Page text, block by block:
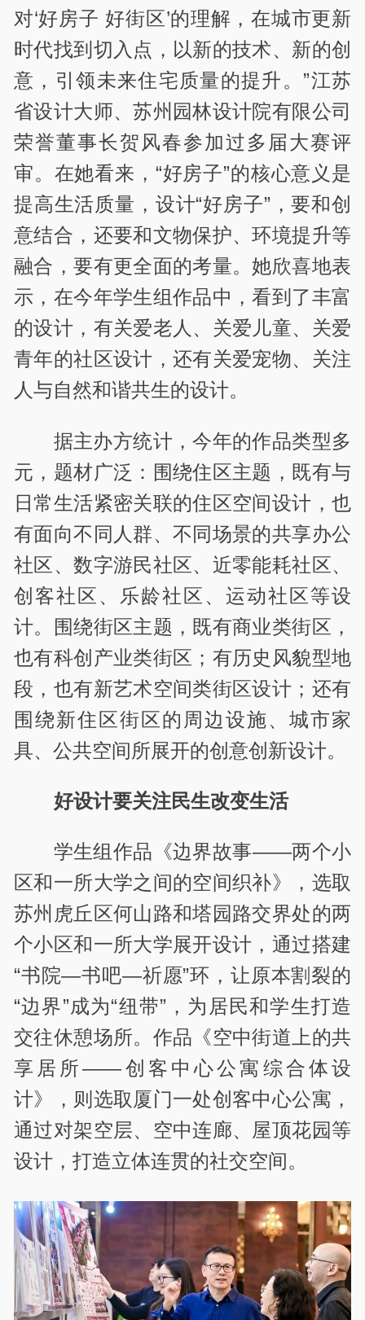
对‘好房子 好街区’的理解，在城市更新
时代找到切入点，以新的技术、新的创
意，引领未来住宅质量的提升。”江苏
省设计大师、苏州园林设计院有限公司
荣誉董事长贺风春参加过多届大赛评
审。在她看来，“好房子”的核心意义是
提高生活质量，设计“好房子”，要和创
意结合，还要和文物保护、环境提升等
融合，要有更全面的考量。她欣喜地表
示，在今年学生组作品中，看到了丰富
的设计，有关爱老人、关爱儿童、关爱
青年的社区设计，还有关爱宠物、关注
人与自然和谐共生的设计。
据主办方统计，今年的作品类型多
元，题材广泛：围绕住区主题，既有与
日常生活紧密关联的住区空间设计，也
有面向不同人群、不同场景的共享办公
社区、数字游民社区、近零能耗社区、
创客社区、乐龄社区、运动社区等设
计。围绕街区主题，既有商业类街区，
也有科创产业类街区；有历史风貌型地
段，也有新艺术空间类街区设计；还有
围绕新住区街区的周边设施、城市家
具、公共空间所展开的创意创新设计。
好设计要关注民生改变生活
学生组作品《边界故事——两个小
区和一所大学之间的空间织补》，选取
苏州虎丘区何山路和塔园路交界处的两
个小区和一所大学展开设计，通过搭建
“书院—书吧—祈愿”环，让原本割裂的
“边界”成为“纽带”，为居民和学生打造
交往休憩场所。作品《空中街道上的共
享居所——创客中心公寓综合体设
计》，则选取厦门一处创客中心公寓，
通过对架空层、空中连廊、屋顶花园等
设计，打造立体连贯的社交空间。